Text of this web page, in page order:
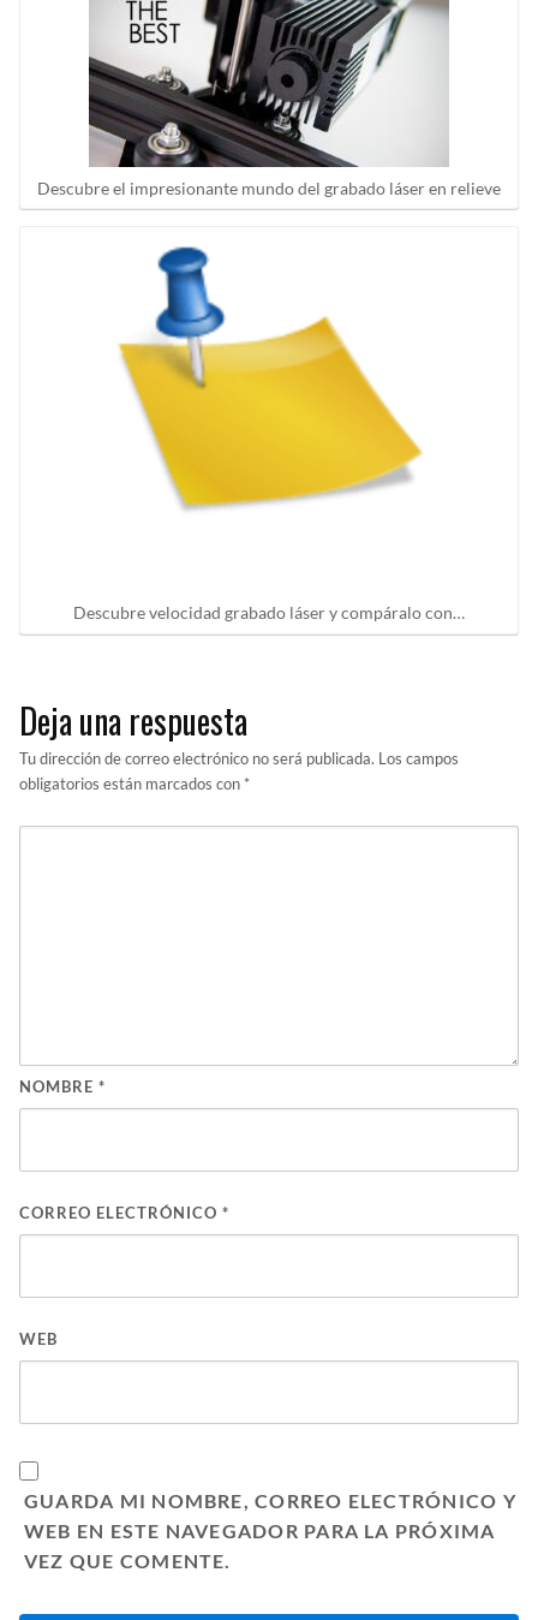
Descubre el impresionante mundo del grabado láser en relieve
Descubre velocidad grabado láser y compáralo con…
Deja una respuesta
Tu dirección de correo electrónico no será publicada. Los campos
obligatorios están marcados con *
NOMBRE *
CORREO ELECTRÓNICO *
WEB
GUARDA MI NOMBRE, CORREO ELECTRÓNICO Y
WEB EN ESTE NAVEGADOR PARA LA PRÓXIMA
VEZ QUE COMENTE.